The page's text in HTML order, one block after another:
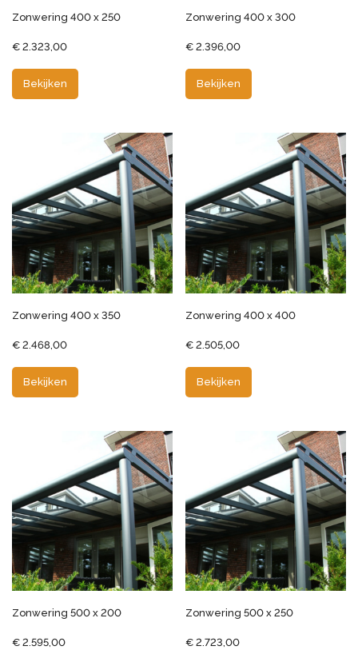
Zonwering 400 x 250
€ 2.323,00
Bekijken
Zonwering 400 x 300
€ 2.396,00
Bekijken
Zonwering 400 x 350
€ 2.468,00
Bekijken
Zonwering 400 x 400
€ 2.505,00
Bekijken
Zonwering 500 x 200
€ 2.595,00
Zonwering 500 x 250
€ 2.723,00